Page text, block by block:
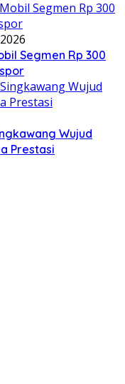
Segmen Rp 300
Wujud
Prestasi